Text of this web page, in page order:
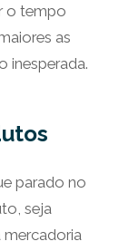
o tempo
as
inesperada.
parado no
seja
mercadoria